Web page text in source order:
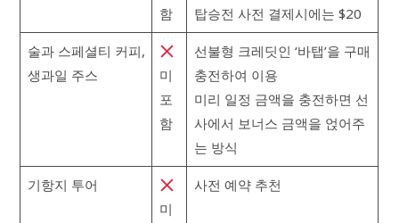
함
탑승전 사전 결제시에는 $20
술과 스페셜티 커피,
생과일 주스
미
포
함
선불형 크레딧인 ‘바탭’을 구매
충전하여 이용
미리 일정 금액을 충전하면 선
사에서 보너스 금액을 얹어주
는 방식
기항지 투어
미
사전 예약 추천